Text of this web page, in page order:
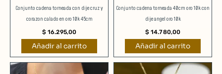
Conjunto cadena torneada con dije cruz y
corazon calado en oro 10k 45cm
$ 16.295,00
Añadir al carrito
Conjunto cadena torneada 40cm oro 10k con
dije angel oro 10k
$ 14.780,00
Añadir al carrito